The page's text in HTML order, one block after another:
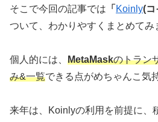
そこで今回の記事では 「 Koinly(コ
ついて、わかりやすくまとめてみ
個人的には、 MetaMaskのトラン
み&一覧できる点がめちゃんこ気
来年は、Koinlyの利用を前提に、